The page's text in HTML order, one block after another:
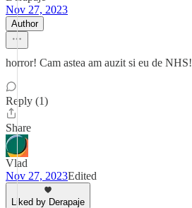
Nov 27, 2023
Author
horror! Cam astea am auzit si eu de NHS!
Reply (1)
Share
Vlad
Nov 27, 2023Edited
Liked by Derapaje